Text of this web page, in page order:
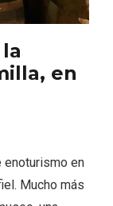
en
enoturismo en
Mucho más